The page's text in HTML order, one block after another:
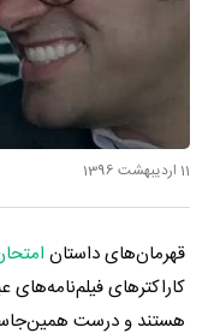
11 اردیبهشت 1396
قهرمان‌های داستان
کاراکترهای
هستند و درست